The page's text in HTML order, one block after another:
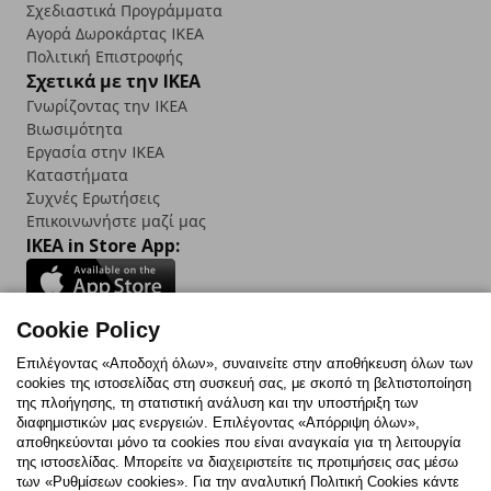
Σχεδιαστικά Προγράμματα
Αγορά Δωρoκάρτας IKEA
Πολιτική Επιστροφής
Σχετικά με την IKEA
Γνωρίζοντας την IKEA
Βιωσιμότητα
Εργασία στην IKEA
Καταστήματα
Συχνές Ερωτήσεις
Επικοινωνήστε μαζί μας
IKEA in Store App:
Follow us:
FacebookInstagram
TikTokYoutubePinterestTwitter
Cookie Policy
Επιλέγοντας «Αποδοχή όλων», συναινείτε στην αποθήκευση όλων των
cookies της ιστοσελίδας στη συσκευή σας, με σκοπό τη βελτιστοποίηση
της πλοήγησης, τη στατιστική ανάλυση και την υποστήριξη των
διαφημιστικών μας ενεργειών. Επιλέγοντας «Απόρριψη όλων»,
αποθηκεύονται μόνο τα cookies που είναι αναγκαία για τη λειτουργία
της ιστοσελίδας. Μπορείτε να διαχειριστείτε τις προτιμήσεις σας μέσω
των «Ρυθμίσεων cookies». Για την αναλυτική Πολιτική Cookies κάντε